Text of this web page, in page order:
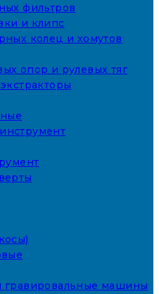
фильтров
и клипс
колец и хомутов
опор и рулевых тяг
машины